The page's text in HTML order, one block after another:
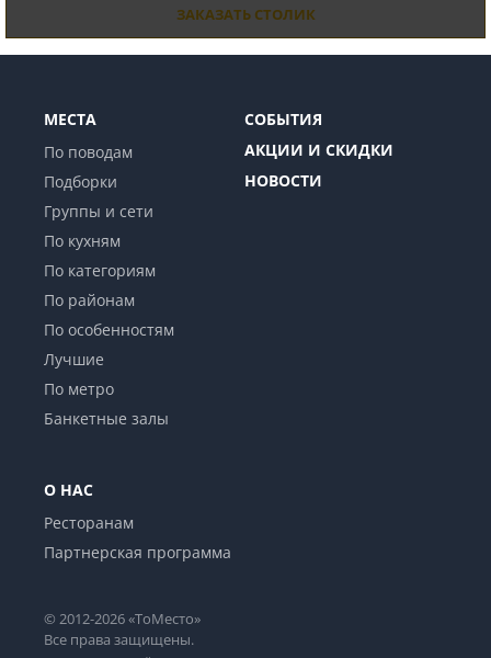
ЗАКАЗАТЬ СТОЛИК
МЕСТА
По поводам
Подборки
Группы и сети
По кухням
По категориям
По районам
По особенностям
Лучшие
По метро
Банкетные залы
СОБЫТИЯ
АКЦИИ И СКИДКИ
НОВОСТИ
О НАС
Ресторанам
Партнерская программа
© 2012-2026 «ТоМесто»
Все права защищены.